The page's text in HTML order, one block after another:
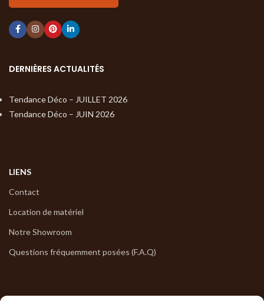
DERNIÈRES ACTUALITÉS
Tendance Déco – JUILLET 2026
Tendance Déco – JUIN 2026
LIENS
Contact
Location de matériel
Notre Showroom
Questions fréquemment posées (F.A.Q)